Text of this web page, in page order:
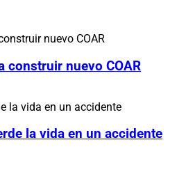
construir nuevo COAR
la vida en un accidente